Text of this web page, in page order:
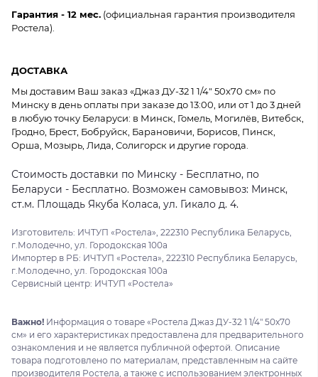
Гарантия - 12 мес. (официальная гарантия производителя
Ростела).
ДОСТАВКА
Мы доставим Ваш заказ «Джаз ДУ-32 1 1/4" 50x70 см» по
Минску в день оплаты при заказе до 13:00, или от 1 до 3 дней
в любую точку Беларуси: в Минск, Гомель, Могилёв, Витебск,
Гродно, Брест, Бобруйск, Барановичи, Борисов, Пинск,
Орша, Мозырь, Лида, Солигорск и другие города.
Стоимость доставки по Минску - Бесплатно, по
Беларуси - Бесплатно. Возможен самовывоз: Минск,
ст.м. Площадь Якуба Коласа, ул. Гикало д. 4.
Изготовитель: ИЧТУП «Ростела», 222310 Республика Беларусь,
г.Молодечно, ул. Городокская 100а
Импортер в РБ: ИЧТУП «Ростела», 222310 Республика Беларусь,
г.Молодечно, ул. Городокская 100а
Сервисный центр: ИЧТУП «Ростела»
Важно! Информация о товаре «Ростела Джаз ДУ-32 1 1/4" 50x70
см» и его характеристиках предоставлена для предварительного
ознакомления и не является публичной офертой. Описание
товара подготовлено по материалам, представленным на сайте
производителя Ростела, а также с использованием электронных